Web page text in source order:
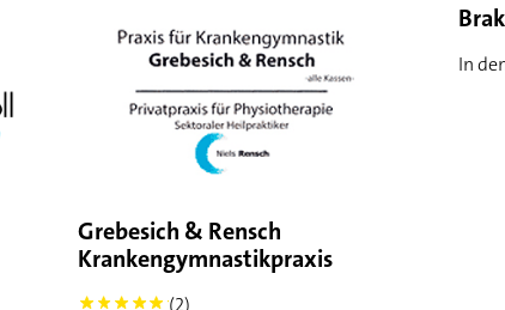
Grebesich & Rensch
Krankengymnastikpraxis
(2)
In